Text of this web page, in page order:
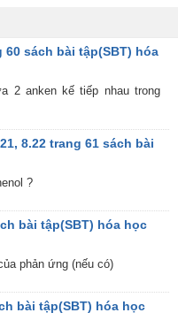
60 sách bài tập(SBT) hóa
2 anken kế tiếp nhau trong
8.22 trang 61 sách bài
?
bài tập(SBT) hóa học
phản ứng (nếu có)
bài tập(SBT) hóa học